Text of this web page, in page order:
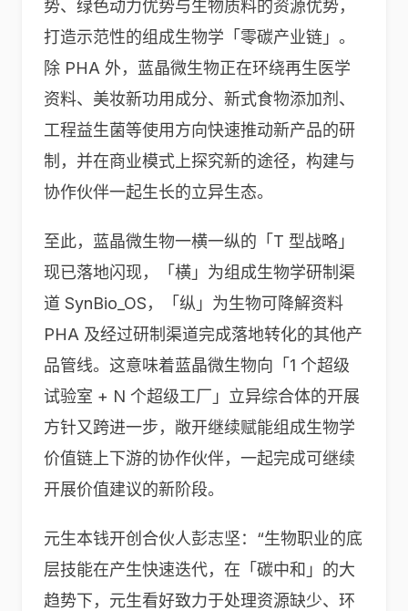
势、绿色动力优势与生物质料的资源优势，
打造示范性的组成生物学「零碳产业链」。
除 PHA 外，蓝晶微生物正在环绕再生医学
资料、美妆新功用成分、新式食物添加剂、
工程益生菌等使用方向快速推动新产品的研
制，并在商业模式上探究新的途径，构建与
协作伙伴一起生长的立异生态。
至此，蓝晶微生物一横一纵的「T 型战略」
现已落地闪现，「横」为组成生物学研制渠
道 SynBio_OS，「纵」为生物可降解资料
PHA 及经过研制渠道完成落地转化的其他产
品管线。这意味着蓝晶微生物向「1 个超级
试验室 + N 个超级工厂」立异综合体的开展
方针又跨进一步，敞开继续赋能组成生物学
价值链上下游的协作伙伴，一起完成可继续
开展价值建议的新阶段。
元生本钱开创合伙人彭志坚：“生物职业的底
层技能在产生快速迭代，在「碳中和」的大
趋势下，元生看好致力于处理资源缺少、环